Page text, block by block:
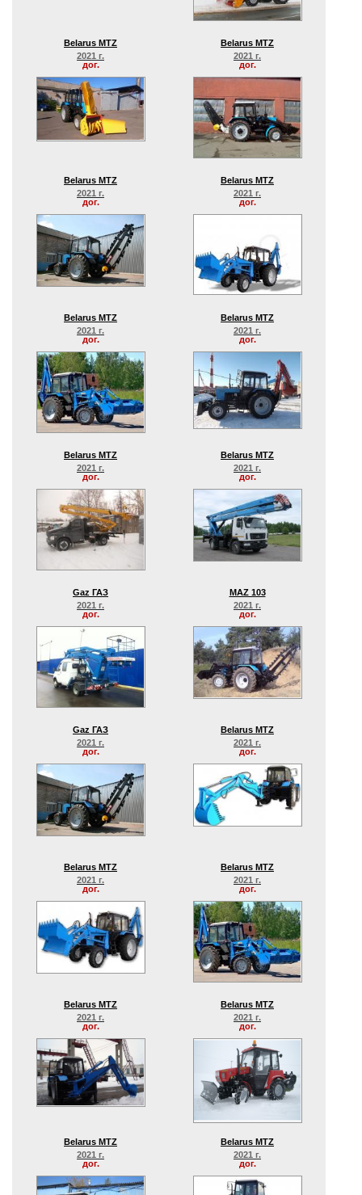
Belarus MTZ
2021 г.
дог.
Belarus MTZ
2021 г.
дог.
Belarus MTZ
2021 г.
дог.
Belarus MTZ
2021 г.
дог.
Belarus MTZ
2021 г.
дог.
Belarus MTZ
2021 г.
дог.
Belarus MTZ
2021 г.
дог.
Belarus MTZ
2021 г.
дог.
Gaz ГАЗ
2021 г.
дог.
MAZ 103
2021 г.
дог.
Gaz ГАЗ
2021 г.
дог.
Belarus MTZ
2021 г.
дог.
Belarus MTZ
2021 г.
дог.
Belarus MTZ
2021 г.
дог.
Belarus MTZ
2021 г.
дог.
Belarus MTZ
2021 г.
дог.
Belarus MTZ
2021 г.
дог.
Belarus MTZ
2021 г.
дог.